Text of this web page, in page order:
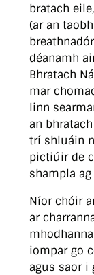
bratach
(ar an
déanamh
Bhratach
mar
linn
an
trí shluáin
pictiúir de
shampla
Níor chóir
ar
iompar go
agus saor i